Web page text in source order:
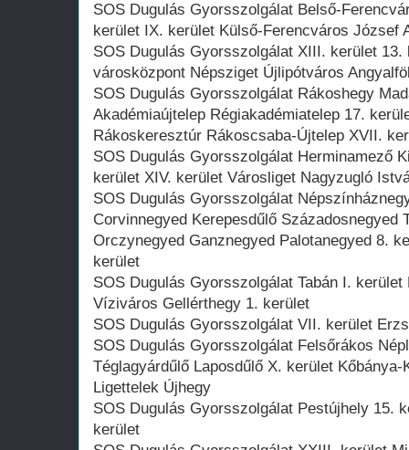
SOS Dugulás Gyorsszolgálat Belső-
kerület IX. kerület Külső-Ferencváros József
SOS Dugulás Gyorsszolgálat XIII. kerület
városközpont Népsziget Újlipótváros
SOS Dugulás Gyorsszolgálat Rákoshegy
Akadémiaújtelep Régiakadémiatelep 17.
Rákoskeresztúr Rákoscsaba-Újtelep XVII.
SOS Dugulás Gyorsszolgálat Herminamező
kerület XIV. kerület Városliget Nagyzugló
SOS Dugulás Gyorsszolgálat
Corvinnegyed Kerepesdűlő Századosnegyed
Orczynegyed Ganznegyed Palotanegyed 8.
kerület
SOS Dugulás Gyorsszolgálat Tabán I.
Víziváros Gellérthegy 1. kerület
SOS Dugulás Gyorsszolgálat VII. kerület
SOS Dugulás Gyorsszolgálat Felsőrákos
Téglagyárdűlő Laposdűlő X. kerület
Ligettelek Újhegy
SOS Dugulás Gyorsszolgálat Pestújhely 15.
kerület